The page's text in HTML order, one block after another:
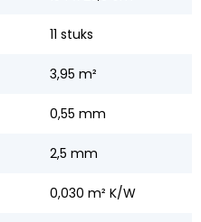
11 stuks
3,95 m²
0,55 mm
2,5 mm
0,030 m² K/W